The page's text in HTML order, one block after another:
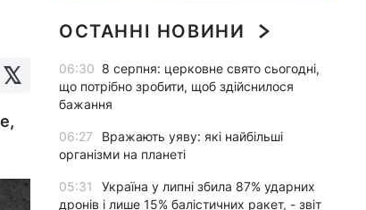
ОСТАННІ НОВИНИ
06:30 8 серпня: церковне свято сьогодні,
що потрібно зробити, щоб здійснилося
бажання
06:27
Вражають уяву: які найбільші
організми на планеті
05:31
Україна у липні збила 87% ударних
дронів і лише 15% балістичних ракет, - звіт